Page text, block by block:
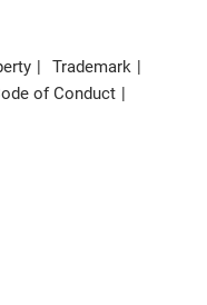
Trademark
of Conduct